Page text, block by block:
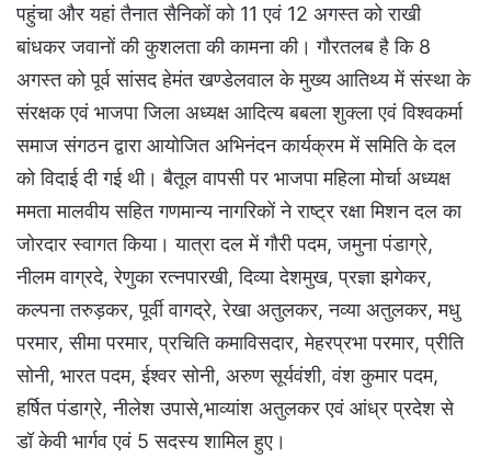
पहुंचा और यहां तैनात सैनिकों को 11 एवं 12 अगस्त को राखी
बांधकर जवानों की कुशलता की कामना की। गौरतलब है कि 8
अगस्त को पूर्व सांसद हेमंत खण्डेलवाल के मुख्य आतिथ्य में संस्था के
संरक्षक एवं भाजपा जिला अध्यक्ष आदित्य बबला शुक्ला एवं विश्वकर्मा
समाज संगठन द्वारा आयोजित अभिनंदन कार्यक्रम में समिति के दल
को विदाई दी गई थी। बैतूल वापसी पर भाजपा महिला मोर्चा अध्यक्ष
ममता मालवीय सहित गणमान्य नागरिकों ने राष्ट्र रक्षा मिशन दल का
जोरदार स्वागत किया। यात्रा दल में गौरी पदम, जमुना पंडाग्रे,
नीलम वाग्रदे, रेणुका रत्नपारखी, दिव्या देशमुख, प्रज्ञा झगेकर,
कल्पना तरुड़कर, पूर्वी वागद्रे, रेखा अतुलकर, नव्या अतुलकर, मधु
परमार, सीमा परमार, प्रचिति कमाविसदार, मेहरप्रभा परमार, प्रीति
सोनी, भारत पदम, ईश्वर सोनी, अरुण सूर्यवंशी, वंश कुमार पदम,
हर्षित पंडाग्रे, नीलेश उपासे,भाव्यांश अतुलकर एवं आंध्र प्रदेश से
डॉ केवी भार्गव एवं 5 सदस्य शामिल हुए।